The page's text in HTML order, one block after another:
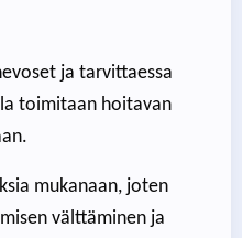
ja tarvittaessa
toimitaan hoitavan
mukanaan, joten
välttäminen ja